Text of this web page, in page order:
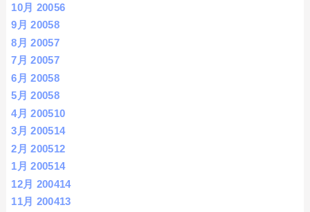
10月 20056
9月 20058
8月 20057
7月 20057
6月 20058
5月 20058
4月 200510
3月 200514
2月 200512
1月 200514
12月 200414
11月 200413